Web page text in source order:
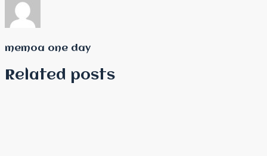
memoa one day
Related posts